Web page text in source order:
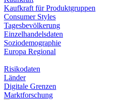
Kaufkraft für Produktgruppen
Consumer Styles
Tagesbevölkerung
Einzelhandelsdaten
Soziodemographie
Europa Regional
Risikodaten
Länder
Digitale Grenzen
Marktforschung